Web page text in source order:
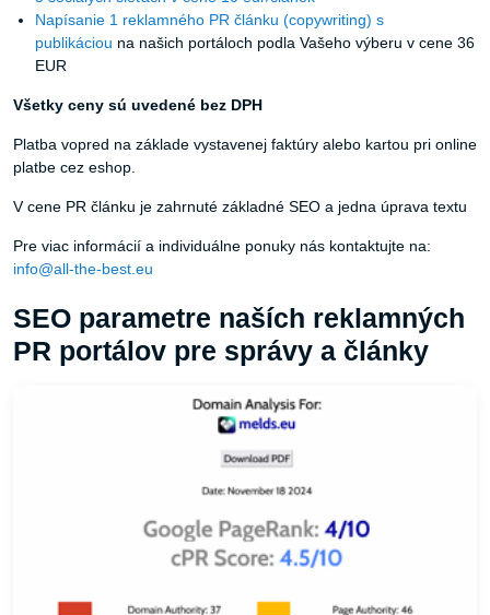
publikáciouna našich portáloch podla Vašeho výberu v cene 36
EUR
Všetky ceny sú uvedené bez DPH
Platba vopred na základe vystavenej faktúry alebo kartou pri online
platbe cez eshop.
V cene PR článku je zahrnuté základné SEO a jedna úprava textu
Pre viac informácií a individuálne ponuky nás kontaktujte na:
info@all-the-best.eu
PR portálov pre správy a články